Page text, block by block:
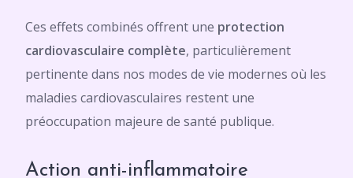
Ces effets combinés offrent une protection
cardiovasculaire complète, particulièrement
pertinente dans nos modes de vie modernes où les
maladies cardiovasculaires restent une
préoccupation majeure de santé publique.
Action anti-inflammatoire